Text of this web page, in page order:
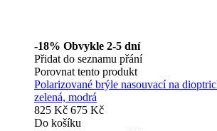
-18% Obvykle 2-5 dní
Přidat do seznamu přání
Porovnat tento produkt
Polarizované brýle nasouvací na
zelená, modrá
825 Kč 675 Kč
Do košíku